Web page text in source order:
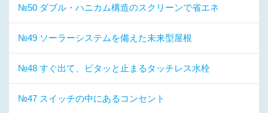
№50 ダブル・ハニカム構造のスクリーンで省エネ
№49 ソーラーシステムを備えた未来型屋根
№48 すぐ出て、ピタッと止まるタッチレス水栓
№47 スイッチの中にあるコンセント